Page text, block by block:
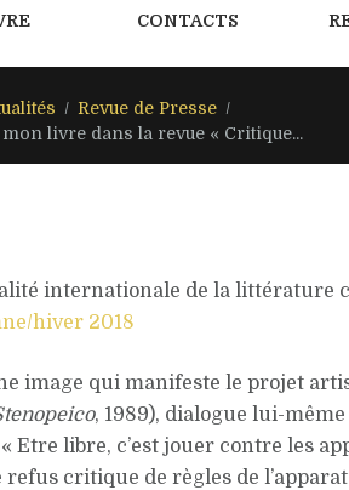
CONTACTS
Revue de Presse
livre dans la revue « Critique...
internationale de la littérature
hiver 2018
image qui manifeste le projet
, 1989), dialogue lui-
Etre libre, c’est jouer contre les
critique de règles de